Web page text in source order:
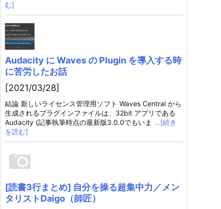
む]
Audacity に Waves の Plugin を導入する時
に苦労したお話
[2021/03/28]
結論 新しいライセンス管理用ソフト Waves Central から
生成されるプラグインファイルは、32bit アプリである
Audacity (記事執筆時点の最新版3.0.0でもいま …[続き
を読む]
[読書3行まとめ] 自分を操る超集中力／メン
タリストDaigo（師匠）